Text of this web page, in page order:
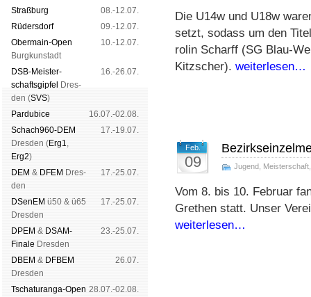
Straß­burg
08.-12.07.
Rüders­dorf
09.-12.07.
Ober­main-Open
Burg­kun­stadt
10.-12.07.
DSB-Meister­
schafts­gipfel
Dres­
den (SVS)
16.-26.07.
Pardu­bice
16.07.-02.08.
Schach960-DEM
Dres­den (Erg1,
Erg2)
17.-19.07.
DEM & DFEM Dres­
den
17.-25.07.
DSenEM ü50 & ü65
Dres­den
17.-25.07.
DPEM & DSAM-
Finale Dres­den
23.-25.07.
DBEM & DFBEM
Dres­den
26.07.
Tschaturanga-Open 28.07.-02.08.
Die U14w und U18w
setzt, so­dass um den
ro­lin Scharff (SG Blau-
Ki­tzscher). weiterlesen…
Feb.
09 Jugend Meisterschaft
Vom 8. bis 10. Februar
Grethen statt. Unser
weiterlesen…